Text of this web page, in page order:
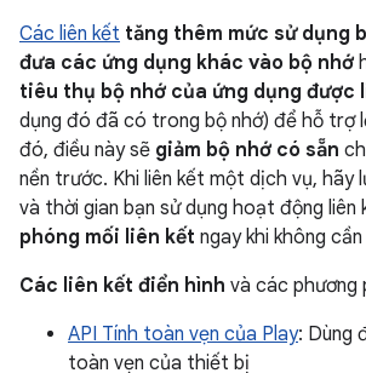
Các liên kết tăng thêm mức sử dụng
đưa các ứng dụng khác vào bộ nhớ
tiêu thụ bộ nhớ của ứng dụng được
dụng đó đã có trong bộ nhớ) để hỗ trợ
đó, điều này sẽ giảm bộ nhớ có sẵn
nền trước. Khi liên kết một dịch vụ, hãy
và thời gian bạn sử dụng hoạt động liên
phóng mối liên kết ngay khi không
Các liên kết điển hình và các phương
API Tính toàn vẹn của Play: Dùng
toàn vẹn của thiết bị